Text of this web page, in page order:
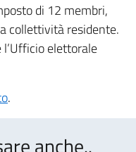
di 12 membri,
collettività residente.
elettorale
.